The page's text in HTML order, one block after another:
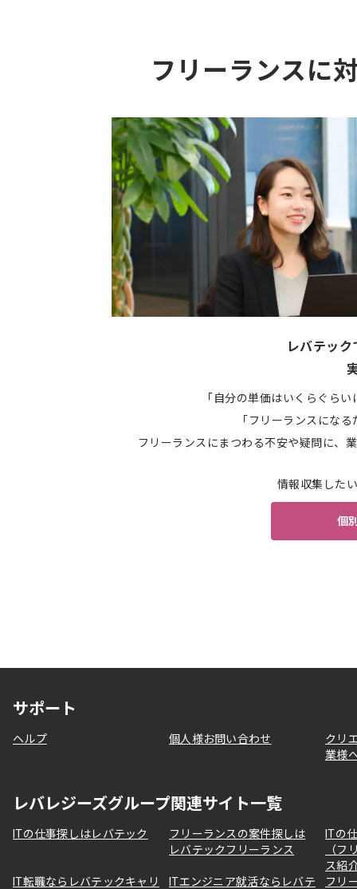
フリーランスに
レバテッ
「自分の単価はいくらぐら
「フリーランスにな
フリーランスにまつわる不安や疑問に、
情報収集した
個
サポート
ヘルプ 個人様お問い合わせ
クリ
業様
レバレジーズグループ関連サイト一覧
ITの仕事探しはレバテック
フリーランスの案件探しは
レバテックフリーランス
ITの
（フ
ス紹
IT転職ならレバテックキャリ
ITエンジニア就活ならレバテ
フリ